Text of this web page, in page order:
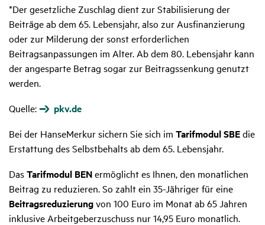
*Der gesetzliche Zuschlag dient zur Stabilisierung der
Beiträge ab dem 65. Lebensjahr, also zur Ausfinanzierung
oder zur Milderung der sonst erforderlichen
Beitragsanpassungen im Alter. Ab dem 80. Lebensjahr kann
der angesparte Betrag sogar zur Beitragssenkung genutzt
werden.
Quelle:
pkv.de
Bei der HanseMerkur sichern Sie sich im Tarifmodul SBEdie
Erstattung des Selbstbehalts ab dem 65. Lebensjahr.
DasTarifmodul BENermöglicht es Ihnen, den monatlichen
Beitrag zu reduzieren. So zahlt ein 35-Jähriger für eine
Beitragsreduzierungvon 100 Euro im Monat ab 65 Jahren
inklusive Arbeitgeberzuschuss nur 14,95 Euro monatlich.